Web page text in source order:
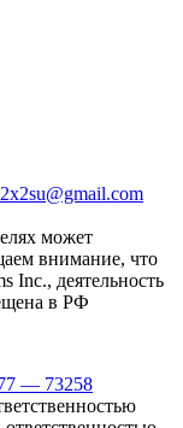
может
внимание, что
Inc., деятельность
в РФ
— 73258